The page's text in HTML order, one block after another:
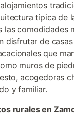
típica de
las comodidades
disfrutar de
que
muros de
acogedoras
y familiar.
rurales en